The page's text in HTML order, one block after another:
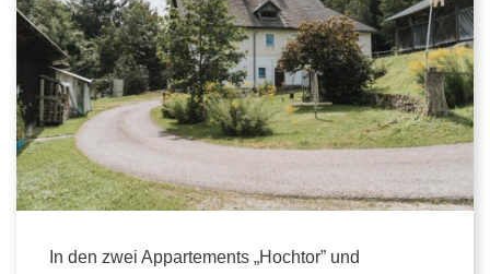
In den zwei Appartements „Hochtor” und